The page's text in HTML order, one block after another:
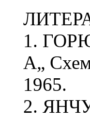
1.
А„
1965.
2.